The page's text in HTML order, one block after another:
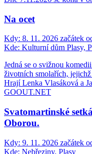
Na ocet
Kdy: 8. 11. 2026 začátek
Kde: Kulturní dům Plasy,
Jedná se o svižnou
životních smolařích,
Hrají Lenka Vlasáková a
GOOUT.NET
Svatomartinské
Oborou.
Kdy: 9. 11. 2026 začátek
Kde: Nebřeziny, Plasy